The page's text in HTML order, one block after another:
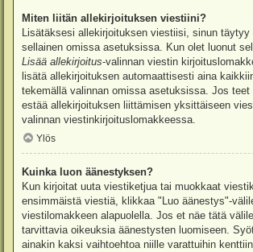
Miten liitän allekirjoituksen viestiini?
Lisätäksesi allekirjoituksen viestiisi, sinun täytyy
sellainen omissa asetuksissa. Kun olet luonut
Lisää allekirjoitus-valinnan viestin
lisätä allekirjoituksen automaattisesti aina
tekemällä valinnan omissa asetuksissa. Jos
estää allekirjoituksen liittämisen yksittäiseen
valinnan viestinkirjoituslomakkeessa.
Ylös
Kuinka luon äänestyksen?
Kun kirjoitat uuta viestiketjua tai muokkaat
ensimmäistä viestiä, klikkaa "Luo äänestys"-
viestilomakkeen alapuolella. Jos et näe tätä
tarvittavia oikeuksia äänestysten luomiseen.
ainakin kaksi vaihtoehtoa niille varattuihin